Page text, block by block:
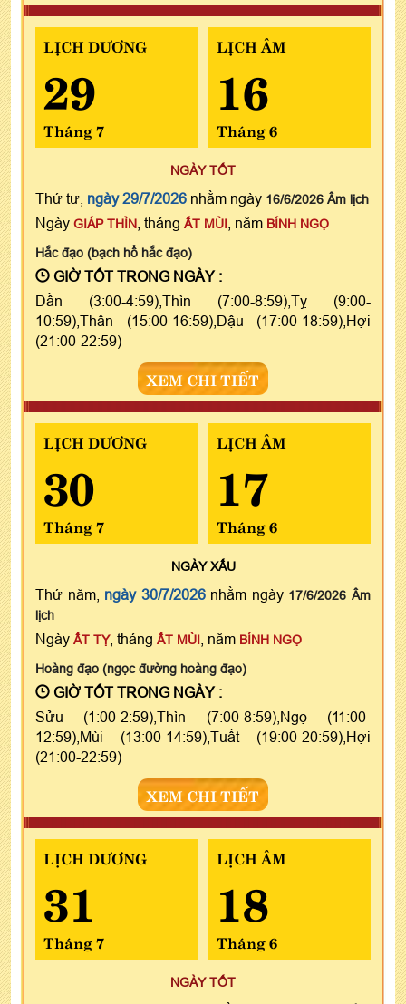
LỊCH DƯƠNG
29
Tháng 7
LỊCH ÂM
16
Tháng 6
NGÀY TỐT
Thứ tư, ngày 29/7/2026 nhằm ngày 16/6/2026 Âm lịch
Ngày GIÁP THÌN , tháng ẤT MÙI , năm BÍNH NGỌ
Hắc đạo (bạch hổ hắc đạo)
GIỜ TỐT TRONG NGÀY :
Dần (3:00-4:59),Thìn (7:00-8:59),Tỵ (9:00-
10:59),Thân (15:00-16:59),Dậu (17:00-18:59),Hợi
(21:00-22:59)
XEM CHI TIẾT
LỊCH DƯƠNG
30
Tháng 7
LỊCH ÂM
17
Tháng 6
NGÀYXẤU
Thứ năm, ngày 30/7/2026nhằm ngày 17/6/2026 Âm
lịch
Ngày ẤT TỴ, tháng ẤT MÙI , năm BÍNH NGỌ
Hoàng đạo (ngọc đường hoàng đạo)
GIỜ TỐT TRONG NGÀY :
Sửu (1:00-2:59),Thìn (7:00-8:59),Ngọ (11:00-
12:59),Mùi (13:00-14:59),Tuất (19:00-20:59),Hợi
(21:00-22:59)
XEM CHI TIẾT
LỊCH DƯƠNG
31
Tháng 7
LỊCH ÂM
18
Tháng 6
NGÀY TỐT